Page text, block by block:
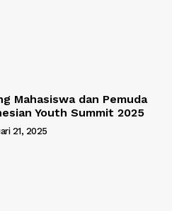
Mahasiswa dan Pemuda
Youth Summit 2025
21, 2025